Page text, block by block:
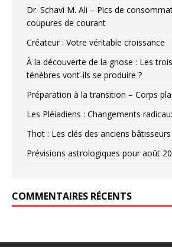
Dr. Schavi M. Ali – Pics de
coupures de courant
Créateur : Votre véritable croissance
À la découverte de la gnose : Les
ténèbres vont-ils se produire ?
Préparation à la transition – Corps
Les Pléiadiens : Changements
Thot : Les clés des anciens bâtisseurs
Prévisions astrologiques pour août
COMMENTAIRES RÉCENTS